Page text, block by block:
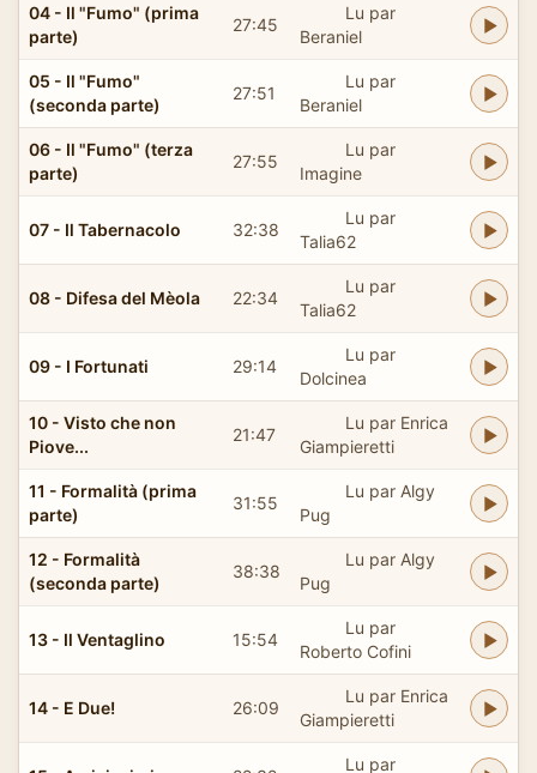
04 - Il "Fumo" (prima
parte)
27:45
Lu par
Beraniel
05 - Il "Fumo"
(seconda parte)
27:51
Lu par
Beraniel
06 - Il "Fumo" (terza
parte)
27:55
Lu par
Imagine
07 - Il Tabernacolo 32:38
Lu par
Talia62
08 - Difesa del Mèola 22:34
Lu par
Talia62
09 - I Fortunati 29:14
Lu par
Dolcinea
10 - Visto che non
Piove...
21:47
Lu par Enrica
Giampieretti
11 - Formalità (prima
parte)
31:55
Lu par Algy
Pug
12 - Formalità
(seconda parte)
38:38
Lu par Algy
Pug
13 - Il Ventaglino 15:54
Lu par
Roberto Cofini
14 - E Due! 26:09
Lu par Enrica
Giampieretti
Lu par